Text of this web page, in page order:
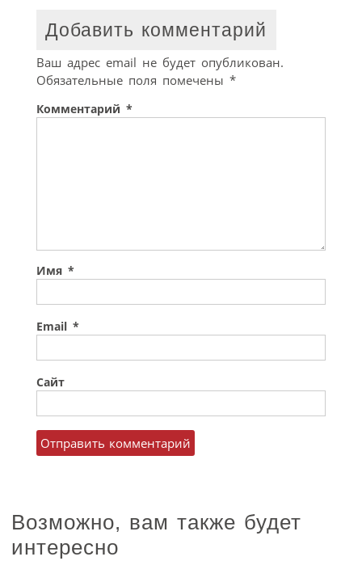
Добавить комментарий
Ваш адрес email не будет опубликован.
Обязательные поля помечены *
Комментарий *
Имя *
Email *
Сайт
Возможно, вам также будет
интересно